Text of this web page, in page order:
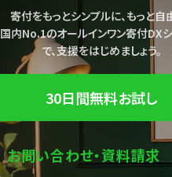
寄付をもっとシンプルに、もっと自
国内No.1のオールインワン寄付DX
で、支援をはじめましょう。
30日間無料お試し
お問い合わせ・資料請求